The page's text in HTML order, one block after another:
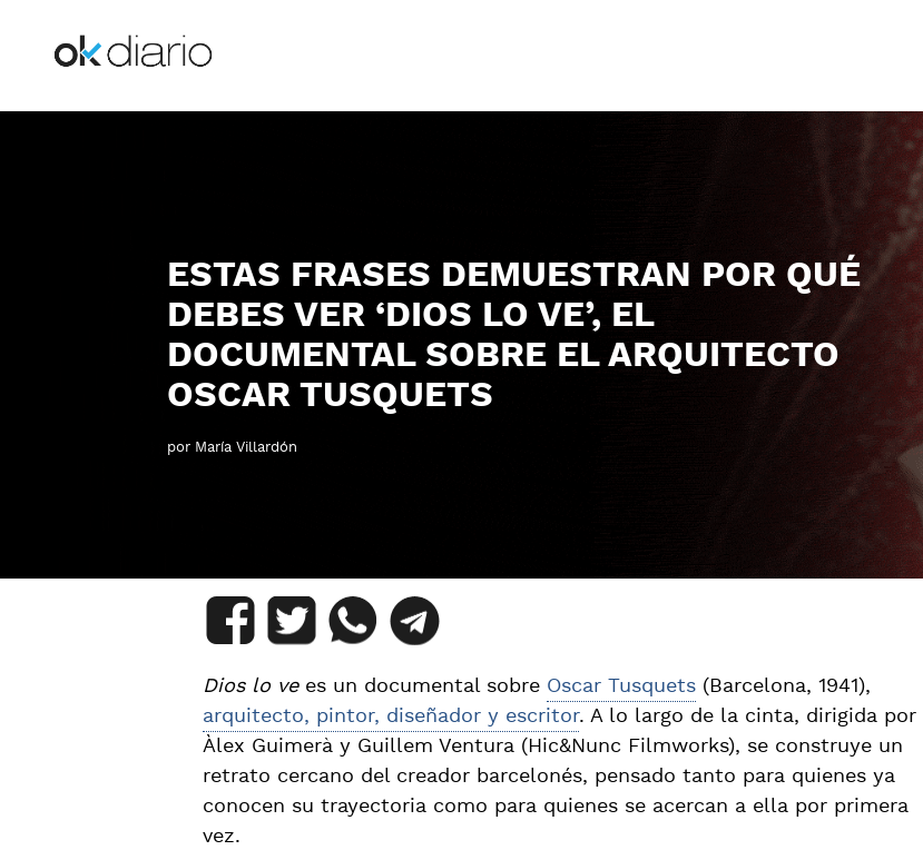
ESTAS FRASES DEMUESTRAN POR QUÉ
DEBES VER ‘DIOS LO VE’, EL
DOCUMENTAL SOBRE EL ARQUITECTO
OSCAR TUSQUETS
por María Villardón
Dios lo vees un documental sobre Oscar Tusquets (Barcelona, 1941),
arquitecto, pintor, diseñador y escritor. A lo largo de la cinta, dirigida por
Àlex Guimerà y Guillem Ventura (Hic&Nunc Filmworks), se construye un
retrato cercano del creador barcelonés, pensado tanto para quienes ya
conocen su trayectoria como para quienes se acercan a ella por primera
vez.